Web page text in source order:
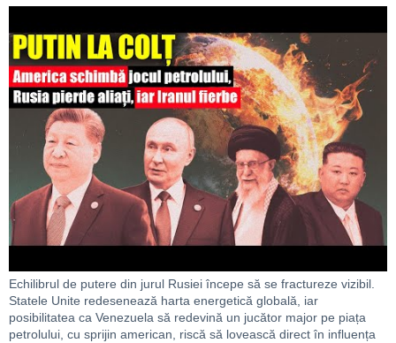
Echilibrul de putere din jurul Rusiei începe să se fractureze vizibil.
Statele Unite redesenează harta energetică globală, iar
posibilitatea ca Venezuela să redevină un jucător major pe piața
petrolului, cu sprijin american, riscă să lovească direct în influența